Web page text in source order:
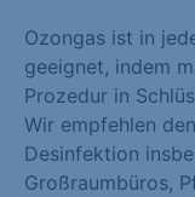
Ozongas ist in
geeignet, indem
Prozedur in
Wir empfehlen
Desinfektion
Großraumbüros,